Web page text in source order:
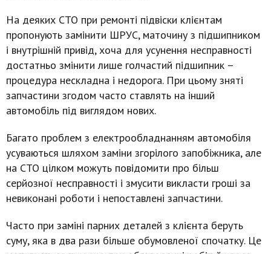
На деяких СТО при ремонті підвіски клієнтам
пропонують замінити ШРУС, маточину з підшипником
і внутрішній привід, хоча для усунення несправності
достатньо змінити лише голчастий підшипник –
процедура нескладна і недорога. При цьому зняті
запчастини згодом часто ставлять на інший
автомобіль під виглядом нових.
Багато проблем з електрообладнанням автомобіля
усуваються шляхом заміни згорілого запобіжника, але
на СТО цілком можуть повідомити про більш
серйозної несправності і змусити викласти гроші за
невиконані роботи і непоставлені запчастини.
Часто при заміні парних деталей з клієнта беруть
суму, яка в два рази більше обумовленої спочатку. Це